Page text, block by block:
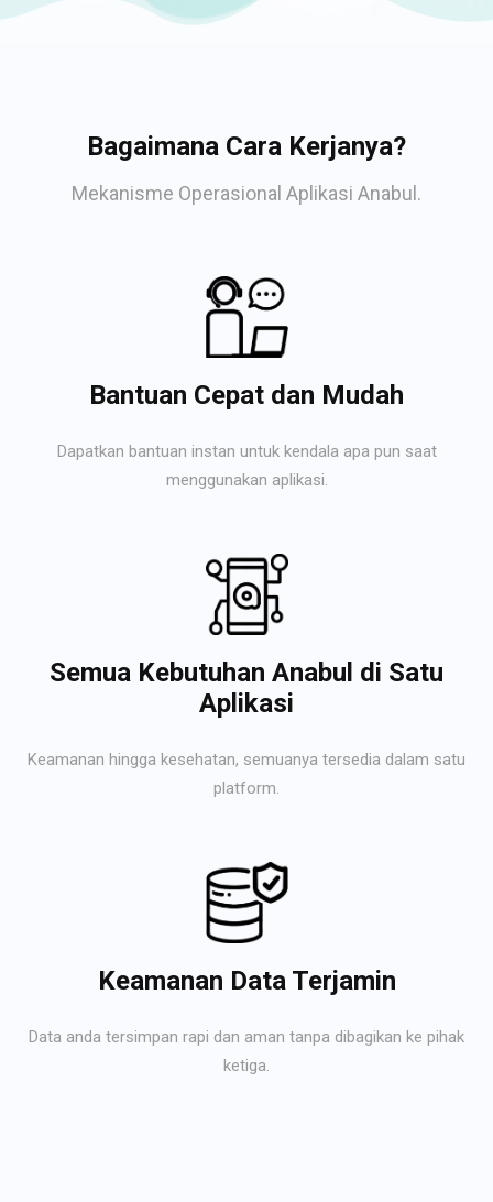
Bagaimana Cara Kerjanya?
Mekanisme Operasional Aplikasi Anabul.
Bantuan Cepat dan Mudah
Dapatkan bantuan instan untuk kendala apa pun saat
menggunakan aplikasi.
Semua Kebutuhan Anabul di Satu
Aplikasi
Keamanan hingga kesehatan, semuanya tersedia dalam satu
platform.
Keamanan Data Terjamin
Data anda tersimpan rapi dan aman tanpa dibagikan ke pihak
ketiga.